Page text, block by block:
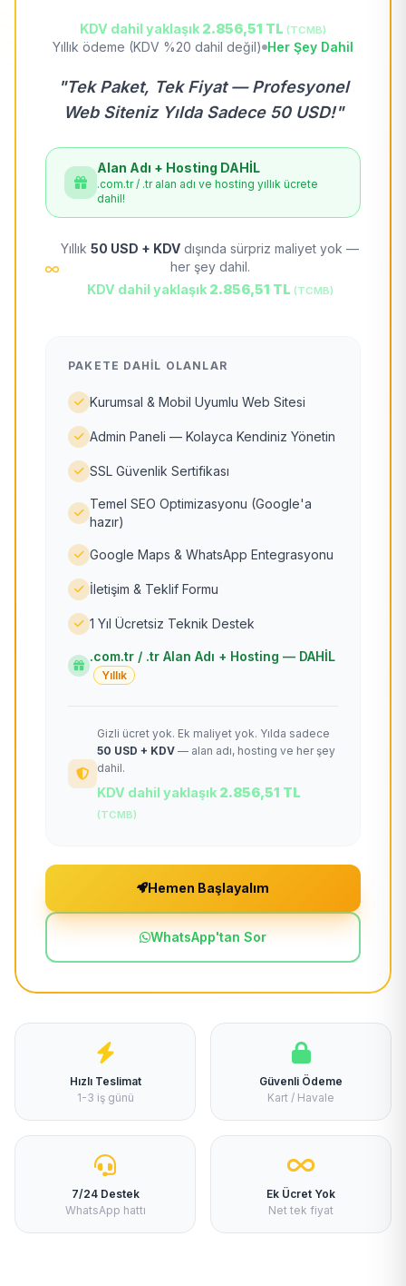
KDV dahil yaklaşık 2.856,51 TL (TCMB)
Yıllık ödeme (KDV %20 dahil değil) Her Şey Dahil
"Tek Paket, Tek Fiyat — Profesyonel
Web Siteniz Yılda Sadece 50 USD!"
Alan Adı + Hosting DAHİL
.com.tr / .tr alan adı ve hosting yıllık ücrete
dahil!
Yıllık 50 USD + KDV dışında sürpriz maliyet yok —
her şey dahil.
KDV dahil yaklaşık 2.856,51 TL (TCMB)
PAKETE DAHIL OLANLAR
Kurumsal & Mobil Uyumlu Web Sitesi
Admin Paneli — Kolayca Kendiniz Yönetin
SSL Güvenlik Sertifikası
Temel SEO Optimizasyonu (Google'a
hazır)
Google Maps & WhatsApp Entegrasyonu
İletişim & Teklif Formu
1 Yıl Ücretsiz Teknik Destek
.com.tr / .tr Alan Adı + Hosting — DAHİL
Yıllık
Gizli ücret yok. Ek maliyet yok. Yılda sadece
50 USD + KDV — alan adı, hosting ve her şey
dahil.
KDV dahil yaklaşık 2.856,51 TL
(TCMB)
Hemen Başlayalım
WhatsApp'tan Sor
Hızlı Teslimat
1-3 iş günü
Güvenli Ödeme
Kart / Havale
7/24 Destek
WhatsApp hattı
Ek Ücret Yok
Net tek fiyat